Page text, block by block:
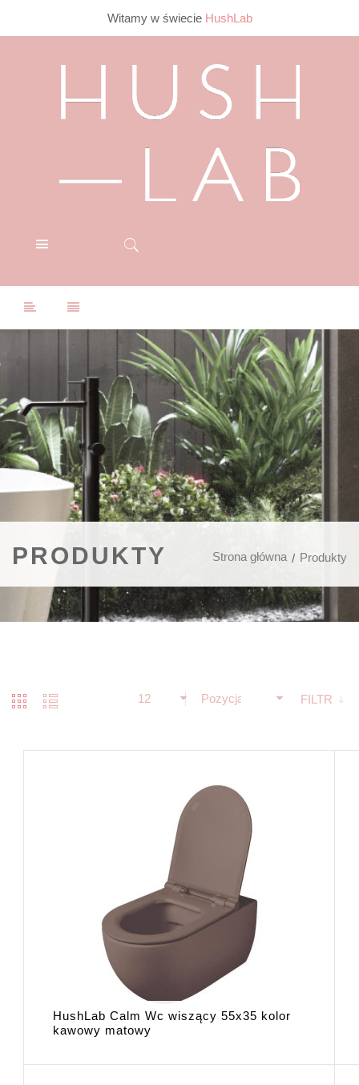
Witamy w świecie HushLab
PRODUKTY Strona główna Produkty
Pozycja FILTR
12
HushLab Calm Wc wiszący 55x35 kolor
kawowy matowy